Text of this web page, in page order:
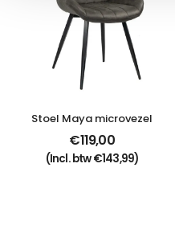
Stoel Maya microvezel
€119,00
(Incl. btw€143,99)